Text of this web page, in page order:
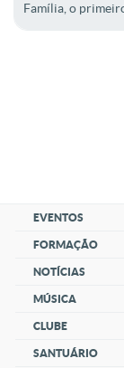
Família, o
EVENTOS
FORMAÇÃO
NOTÍCIAS
MÚSICA
CLUBE
SANTUÁRIO